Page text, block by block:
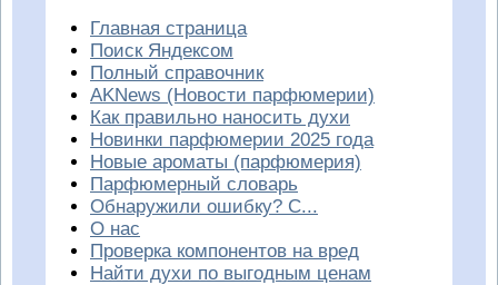
Главная страница
Поиск Яндексом
Полный справочник
AKNews (Новости парфюмерии)
Как правильно наносить духи
Новинки парфюмерии 2025 года
Новые ароматы (парфюмерия)
Парфюмерный словарь
Обнаружили ошибку? С...
О нас
Проверка компонентов на вред
Найти духи по выгодным ценам